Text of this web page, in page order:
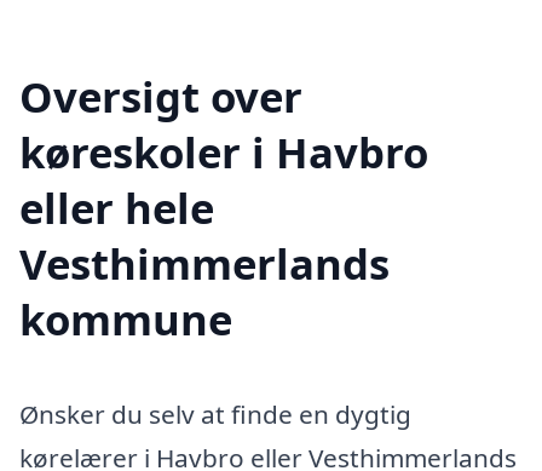
Oversigt over
køreskoler i Havbro
eller hele
Vesthimmerlands
kommune
Ønsker du selv at finde en dygtig
kørelærer i Havbro eller Vesthimmerlands